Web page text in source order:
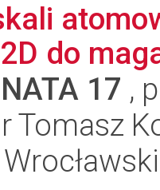
do
17 ,
Tomasz